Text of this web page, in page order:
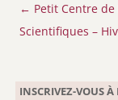
Navigation
des
← Petit Centre de
Scientifiques –
INSCRIVEZ-VOUS